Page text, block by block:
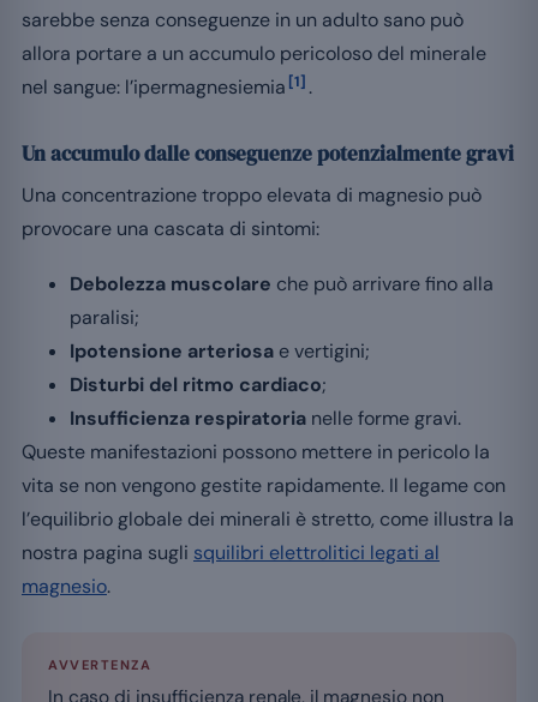
sarebbe senza conseguenze in un adulto sano può
allora portare a un accumulo pericoloso del minerale
nel sangue: l’ipermagnesiemia [1] .
Un accumulo dalle conseguenze potenzialmente gravi
Una concentrazione troppo elevata di magnesio può
provocare una cascata di sintomi:
Debolezza muscolare che può arrivare fino alla
paralisi;
Ipotensione arteriosa e vertigini;
Disturbi del ritmo cardiaco;
Insufficienza respiratoria nelle forme gravi.
Queste manifestazioni possono mettere in pericolo la
vita se non vengono gestite rapidamente. Il legame con
l’equilibrio globale dei minerali è stretto, come illustra la
nostra pagina sugli squilibri elettrolitici legati al
magnesio.
AVVERTENZA
In caso di insufficienza renale, il magnesio non